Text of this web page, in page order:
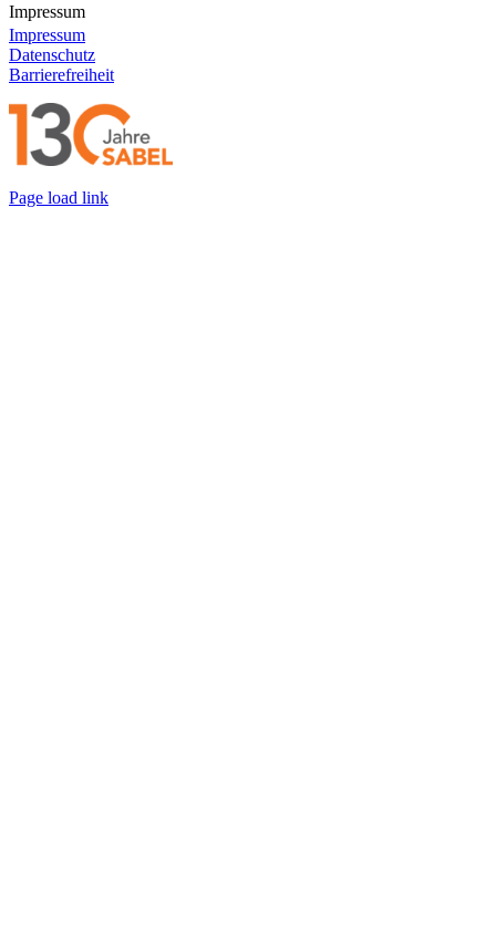
Impressum
Impressum
Datenschutz
Barrierefreiheit
Page load link